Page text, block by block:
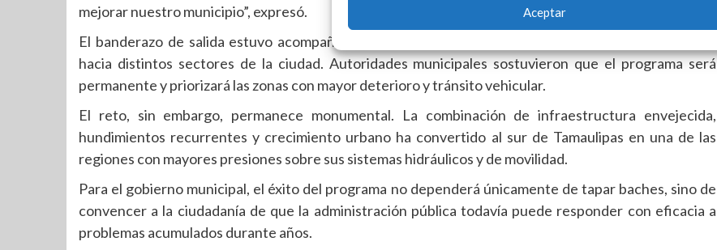
Aceptar
mejorar nuestro municipio”, expresó.
El banderazo de salida estuvo acompañado por el despliegue inmediato de cuadrillas y maquinaria
hacia distintos sectores de la ciudad. Autoridades municipales sostuvieron que el programa será
permanente y priorizará las zonas con mayor deterioro y tránsito vehicular.
El reto, sin embargo, permanece monumental. La combinación de infraestructura envejecida,
hundimientos recurrentes y crecimiento urbano ha convertido al sur de Tamaulipas en una de las
regiones con mayores presiones sobre sus sistemas hidráulicos y de movilidad.
Para el gobierno municipal, el éxito del programa no dependerá únicamente de tapar baches, sino de
convencer a la ciudadanía de que la administración pública todavía puede responder con eficacia a
problemas acumulados durante años.